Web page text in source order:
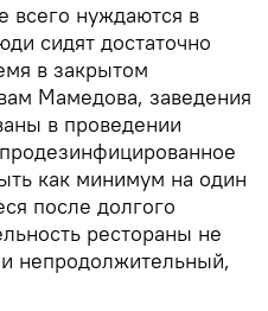
всего нуждаются в
сидят достаточно
в закрытом
Мамедова, заведения
в проведении
как минимум на один
после долгого
рестораны не
и непродолжительный,